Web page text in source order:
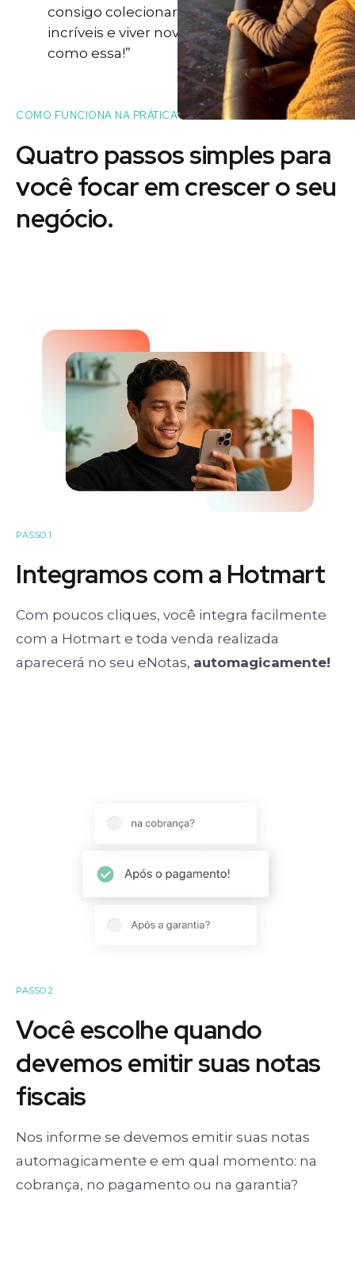
consigo colecionar momentos
incríveis e viver novas experiências
como essa!”
COMO FUNCIONA NA PRÁTICA
Quatro passos simples para
vocêfocarem crescer o seu
negócio.
PASSO 1
Integramos com a Hotmart
Com poucos cliques, você integra facilmente
com a Hotmart e toda venda realizada
aparecerá no seu eNotas, automagicamente!
PASSO 2
Você escolhe quando
devemos emitir suas notas
fiscais
Nos informe se devemos emitir suas notas
automagicamente e em qual momento: na
cobrança, no pagamento ou na garantia?